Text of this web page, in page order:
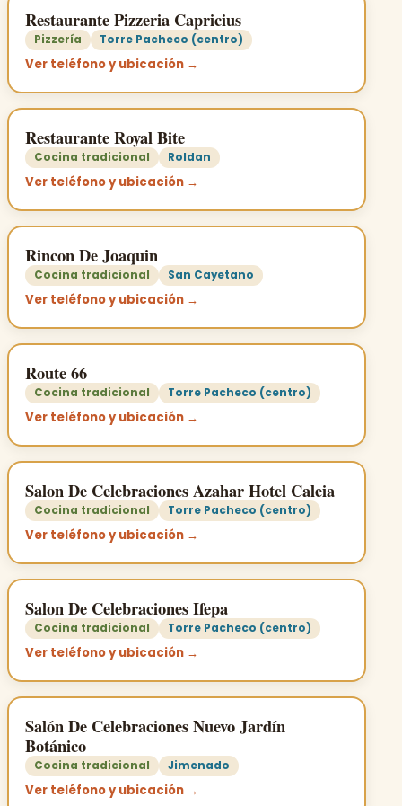
Restaurante Pizzeria Capricius
Pizzería Torre Pacheco (centro)
Ver teléfono y ubicación →
Restaurante Royal Bite
Cocina tradicional Roldan
Ver teléfono y ubicación →
Rincon De Joaquin
Cocina tradicional San Cayetano
Ver teléfono y ubicación →
Route 66
Cocina tradicional Torre Pacheco (centro)
Ver teléfono y ubicación →
Salon De Celebraciones Azahar Hotel Caleia
Cocina tradicional Torre Pacheco (centro)
Ver teléfono y ubicación →
Salon De Celebraciones Ifepa
Cocina tradicional Torre Pacheco (centro)
Ver teléfono y ubicación →
Salón De Celebraciones Nuevo Jardín
Botánico
Cocina tradicional Jimenado
Ver teléfono y ubicación →